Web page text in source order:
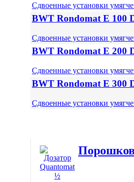
Сдвоенные установки
BWT Rondomat E 100
Сдвоенные установки
BWT Rondomat E 200
Сдвоенные установки
BWT Rondomat E 300
Сдвоенные установки